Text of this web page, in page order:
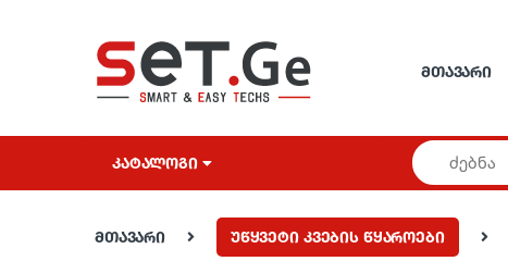
ᲛᲗᲐᲕᲐᲠᲘ
ᲙᲐᲢᲐᲚᲝᲒᲘ
მთავარი უწყვეტი კვების წყაროები